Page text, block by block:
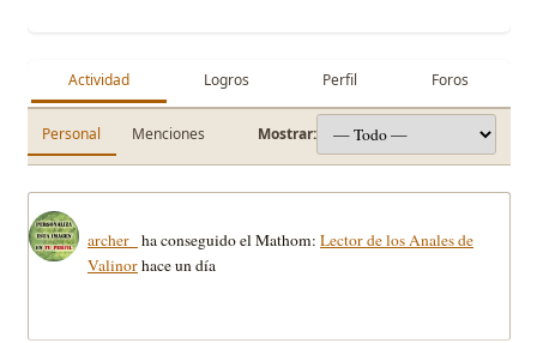
Actividad Logros Perfil Foros
Personal Menciones Mostrar:
archer_ ha conseguido el Mathom: Lector de los Anales de
Valinorhace un día